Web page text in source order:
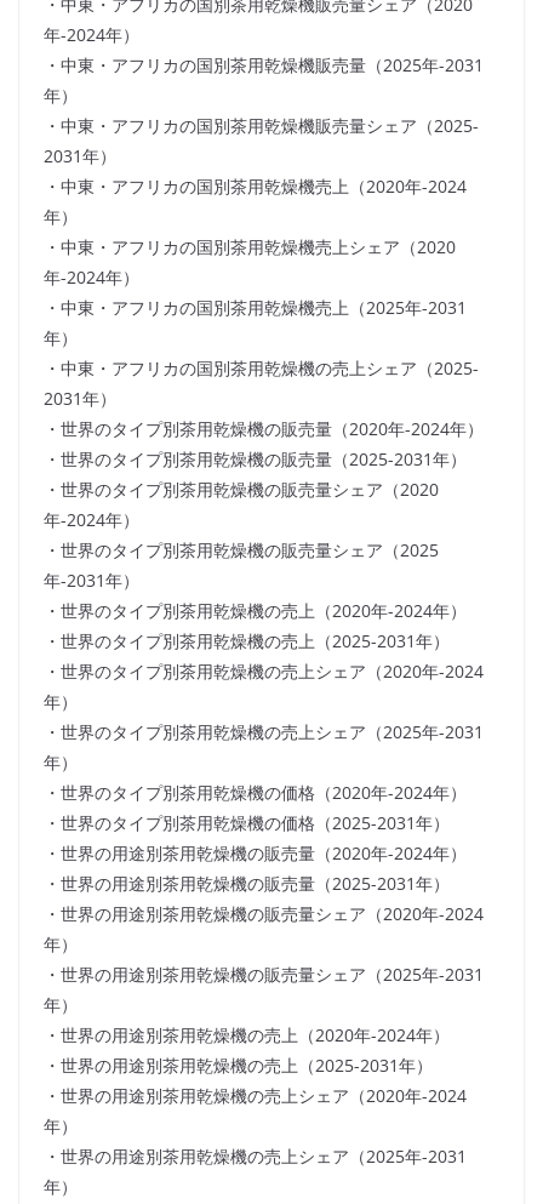
年-2024年）
・中東・アフリカの国別茶用乾燥機販売量（2025年-2031
年）
・中東・アフリカの国別茶用乾燥機販売量シェア（2025-
2031年）
・中東・アフリカの国別茶用乾燥機売上（2020年-2024
年）
・中東・アフリカの国別茶用乾燥機売上シェア（2020
年-2024年）
・中東・アフリカの国別茶用乾燥機売上（2025年-2031
年）
・中東・アフリカの国別茶用乾燥機の売上シェア（2025-
2031年）
・世界のタイプ別茶用乾燥機の販売量（2020年-2024年）
・世界のタイプ別茶用乾燥機の販売量（2025-2031年）
・世界のタイプ別茶用乾燥機の販売量シェア（2020
年-2024年）
・世界のタイプ別茶用乾燥機の販売量シェア（2025
年-2031年）
・世界のタイプ別茶用乾燥機の売上（2020年-2024年）
・世界のタイプ別茶用乾燥機の売上（2025-2031年）
・世界のタイプ別茶用乾燥機の売上シェア（2020年-2024
年）
・世界のタイプ別茶用乾燥機の売上シェア（2025年-2031
年）
・世界のタイプ別茶用乾燥機の価格（2020年-2024年）
・世界のタイプ別茶用乾燥機の価格（2025-2031年）
・世界の用途別茶用乾燥機の販売量（2020年-2024年）
・世界の用途別茶用乾燥機の販売量（2025-2031年）
・世界の用途別茶用乾燥機の販売量シェア（2020年-2024
年）
・世界の用途別茶用乾燥機の販売量シェア（2025年-2031
年）
・世界の用途別茶用乾燥機の売上（2020年-2024年）
・世界の用途別茶用乾燥機の売上（2025-2031年）
・世界の用途別茶用乾燥機の売上シェア（2020年-2024
年）
・世界の用途別茶用乾燥機の売上シェア（2025年-2031
年）